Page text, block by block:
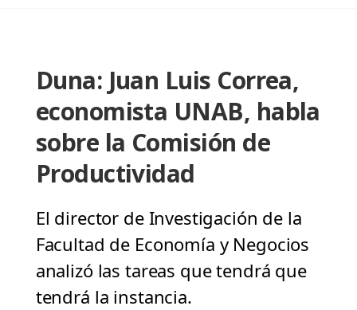
Duna: Juan Luis Correa,
economista UNAB, habla
sobre la Comisión de
Productividad
El director de Investigación de la
Facultad de Economía y Negocios
analizó las tareas que tendrá que
tendrá la instancia.